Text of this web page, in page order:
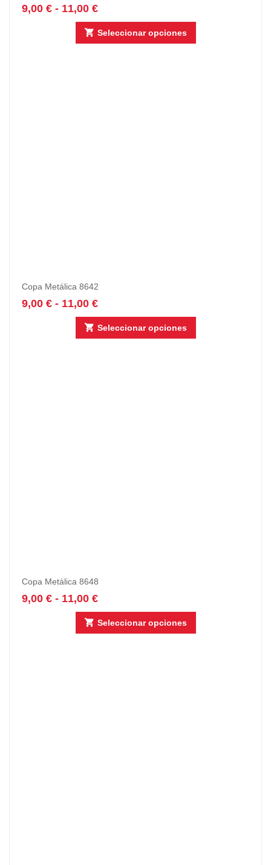
9,00 € - 11,00 €
Seleccionar opciones
Copa Metálica 8642
9,00 € - 11,00 €
Seleccionar opciones
Copa Metálica 8648
9,00 € - 11,00 €
Seleccionar opciones